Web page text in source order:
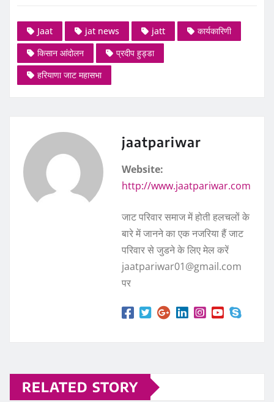
Jaat jat news jatt
कार्यकारिणी
किसान आंदोलन
प्रदीप हुड्डा
हरियाणा जाट महासभा
jaatpariwar
Website:
http://www.jaatpariwar.com
जाट परिवार समाज में होती हलचलों के
बारे में जानने का एक नजरिया हैं जाट
परिवार से जुडने के लिए मेल करें
jaatpariwar01@gmail.com
पर
RELATED STORY